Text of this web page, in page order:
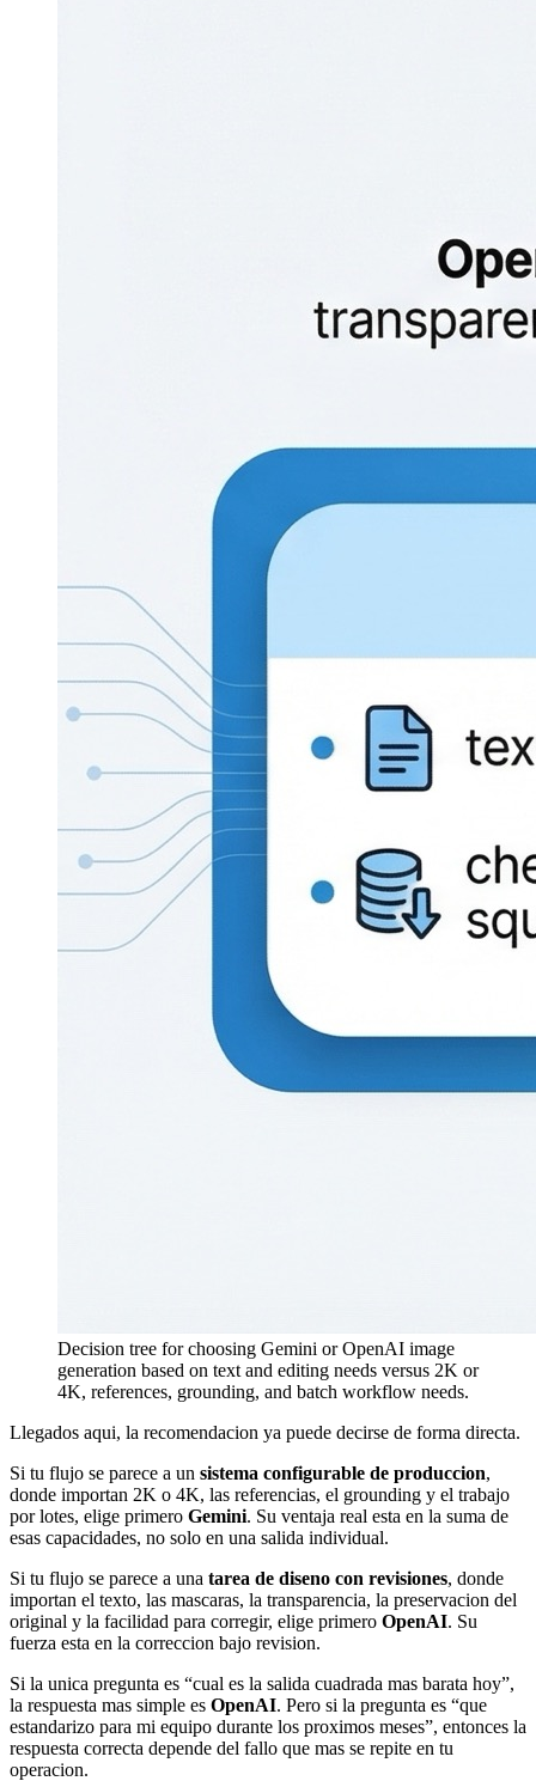
Decision tree for choosing Gemini or OpenAI image
generation based on text and editing needs versus 2K or
4K, references, grounding, and batch workflow needs.
Llegados aqui, la recomendacion ya puede decirse de forma directa.
Si tu flujo se parece a un sistema configurable de produccion,
donde importan 2K o 4K, las referencias, el grounding y el trabajo
por lotes, elige primero Gemini. Su ventaja real esta en la suma de
esas capacidades, no solo en una salida individual.
Si tu flujo se parece a una tarea de diseno con revisiones, donde
importan el texto, las mascaras, la transparencia, la preservacion del
original y la facilidad para corregir, elige primero OpenAI. Su
fuerza esta en la correccion bajo revision.
Si la unica pregunta es “cual es la salida cuadrada mas barata hoy”,
la respuesta mas simple es OpenAI. Pero si la pregunta es “que
estandarizo para mi equipo durante los proximos meses”, entonces la
respuesta correcta depende del fallo que mas se repite en tu
operacion.